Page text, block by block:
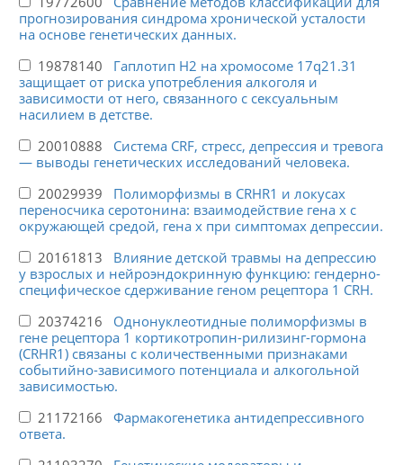
прогнозирования синдрома хронической усталости
на основе генетических данных.
19878140 Гаплотип H2 на хромосоме 17q21.31
защищает от риска употребления алкоголя и
зависимости от него, связанного с сексуальным
насилием в детстве.
20010888 Система CRF, стресс, депрессия и тревога
— выводы генетических исследований человека.
20029939 Полиморфизмы в CRHR1 и локусах
переносчика серотонина: взаимодействие гена x с
окружающей средой, гена x при симптомах депрессии.
20161813 Влияние детской травмы на депрессию
у взрослых и нейроэндокринную функцию: гендерно-
специфическое сдерживание геном рецептора 1 CRH.
20374216 Однонуклеотидные полиморфизмы в
гене рецептора 1 кортикотропин-рилизинг-гормона
(CRHR1) связаны с количественными признаками
событийно-зависимого потенциала и алкогольной
зависимостью.
21172166 Фармакогенетика антидепрессивного
ответа.